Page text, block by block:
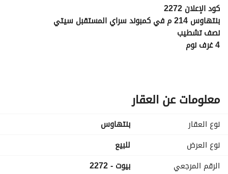
كود الإعلان 2272
بنتهاوس 214 م في كمبوند سراي المستقبل سيتي
نصف تشطيب
4 غرف نوم
سعر الوحدة 12 مليون جنية
عمولة الشركة 1.5% من سعر البيع
نيو هوم للتسويق العقاري
معلومات عن العقار
نوع العقار
بنتهاوس
نوع العرض
للبيع
الرقم المرجعي
بيوت - 2272